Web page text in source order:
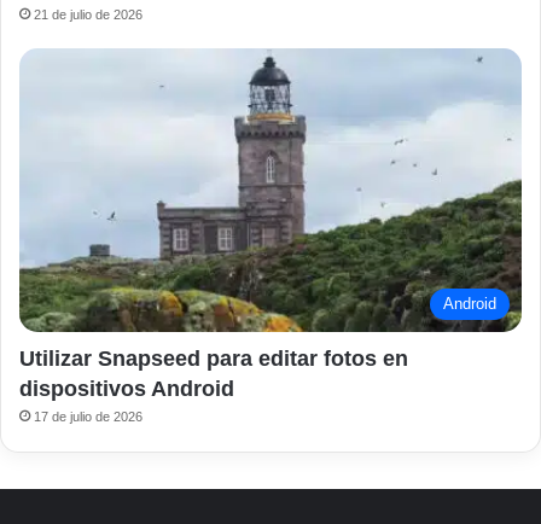
21 de julio de 2026
Android
Utilizar Snapseed para editar fotos en
dispositivos Android
17 de julio de 2026